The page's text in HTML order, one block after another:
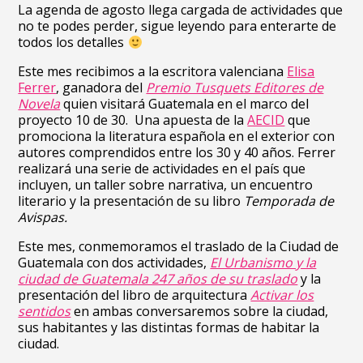
La agenda de agosto llega cargada de actividades que
no te podes perder, sigue leyendo para enterarte de
todos los detalles
Este mes recibimos a la escritora valenciana Elisa
Ferrer, ganadora del Premio Tusquets Editores de
Novelaquien visitará Guatemala en el marco del
proyecto 10 de 30. Una apuesta de laAECID que
promociona la literatura española en el exterior con
autores comprendidos entre los 30 y 40 años. Ferrer
realizará una serie de actividades en el país que
incluyen, un taller sobre narrativa, un encuentro
literario y la presentación de su libro Temporada de
Avispas.
Este mes, conmemoramos el traslado de la Ciudad de
Guatemala con dos actividades, El Urbanismo y la
ciudad de Guatemala 247 años de su trasladoy la
presentación del libro de arquitecturaActivar los
sentidosen ambas conversaremos sobre la ciudad,
sus habitantes y las distintas formas de habitar la
ciudad.